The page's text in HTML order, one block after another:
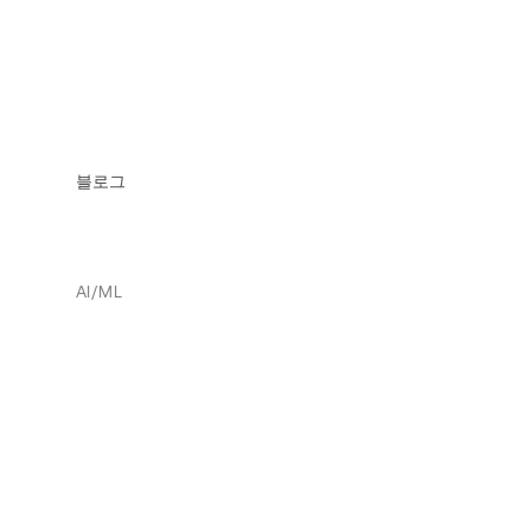
블로그
AI/ML